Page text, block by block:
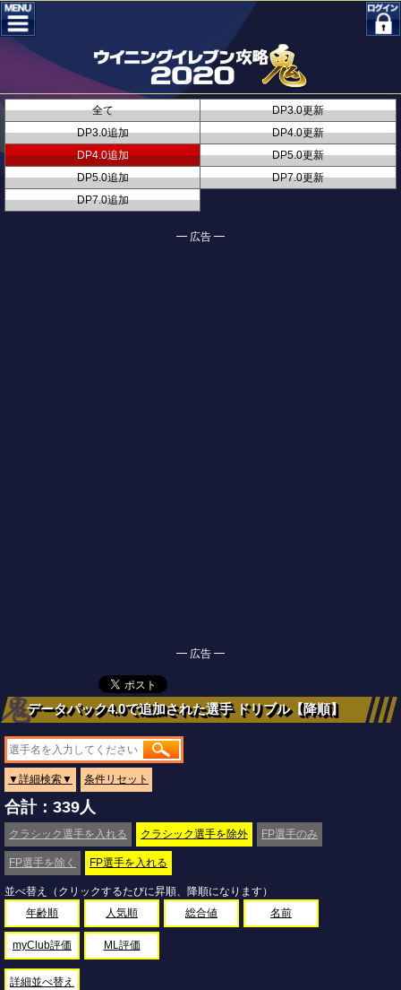
全て
DP3.0更新
DP3.0追加
DP4.0更新
DP4.0追加
DP5.0更新
DP5.0追加
DP7.0更新
DP7.0追加
━ 広告 ━
━ 広告 ━
データパック4.0で追加された選手 ドリブル【降順】
▼詳細検索▼ 条件リセット
合計：339人
クラシック選手を入れる クラシック選手を除外 FP選手のみ
FP選手を除く FP選手を入れる
並べ替え（クリックするたびに昇順、降順になります）
年齢順
人気順 総合値 名前
myClub評価 ML評価
詳細並べ替え